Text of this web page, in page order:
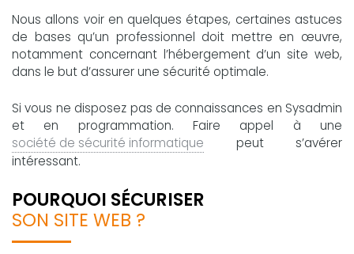
Nous allons voir en quelques étapes, certaines astuces
de bases qu’un professionnel doit mettre en œuvre,
notamment concernant l’hébergement d’un site web,
dans le but d’assurer une sécurité optimale.
Si vous ne disposez pas de connaissances en Sysadmin
et en programmation. Faire appel à une
société de sécurité informatique peut s’avérer
intéressant.
POURQUOI SÉCURISER
SON SITE WEB ?